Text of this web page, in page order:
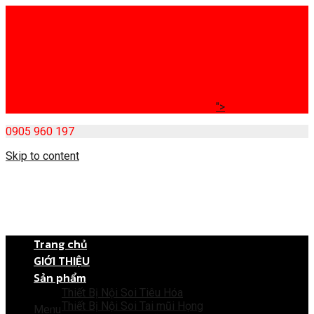
">
0905 960 197
Skip to content
Menu
Trang chủ
GIỚI THIỆU
Sản phẩm
Thiết Bị Nội Soi Tiêu Hóa
Thiết Bị Nội Soi Tai mũi Họng